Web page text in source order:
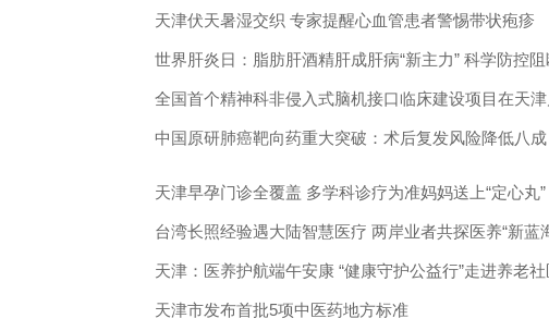
天津伏天暑湿交织 专家提醒心血管患者警惕带状疱疹
世界肝炎日：脂肪肝酒精肝成肝病“新主力” 科学防控
全国首个精神科非侵入式脑机接口临床建设项目在天
中国原研肺癌靶向药重大突破：术后复发风险降低八成
天津早孕门诊全覆盖 多学科诊疗为准妈妈送上“定心丸”
台湾长照经验遇大陆智慧医疗 两岸业者共探医养“新蓝
天津：医养护航端午安康 “健康守护公益行”走进养老社
天津市发布首批5项中医药地方标准